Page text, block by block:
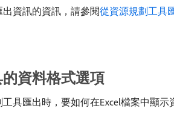
資訊的資訊，請參閱從資源規劃工具
資料格式選項
具匯出時，要如何在Excel檔案中顯示